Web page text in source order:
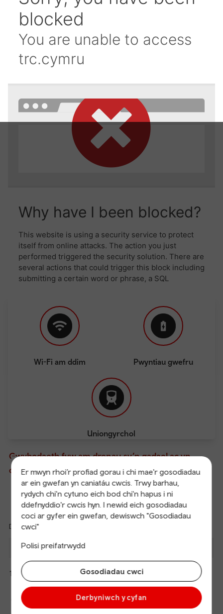
Er mwyn rhoi’r profiad gorau i chi mae'r gosodiadau
ar ein gwefan yn caniatáu cwcis. Trwy barhau,
rydych chi'n cytuno eich bod chi'n hapus i ni
ddefnyddio'r cwcis hyn. I newid eich gosodiadau
coci ar gyfer ein gwefan, dewiswch "Gosodiadau
cwci"
Polisi preifatrwydd
Gosodiadau cwci
Derbyniwch y cyfan
Wi-Fi am ddim Pwyntiau gwefru
Uniongyrchol
Gwybodaeth fyw am drenau sy’n gadael ac yn
cyrraedd
Trenau’n Gadael Cyrraedd
Diweddaredig: 06/08/2026 19:09:51
Gadael
19:48
Birmingham New Street
Avanti West Coast
Ar
amser
1
Cuddio
manylion
Calling
points
Arrival
time
name
19:48 Caergybi